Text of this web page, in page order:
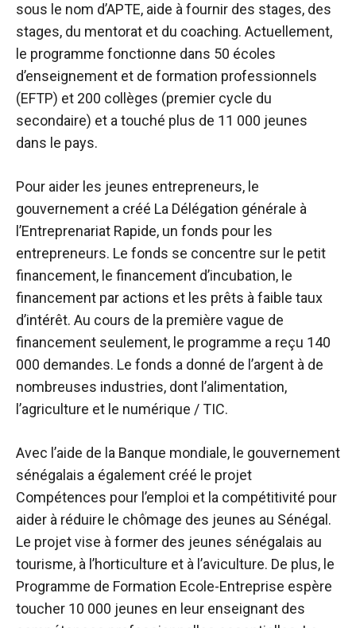
sous le nom d’APTE, aide à fournir des stages, des
stages, du mentorat et du coaching. Actuellement,
le programme fonctionne dans 50 écoles
d’enseignement et de formation professionnels
(EFTP) et 200 collèges (premier cycle du
secondaire) et a touché plus de 11 000 jeunes
dans le pays.
Pour aider les jeunes entrepreneurs, le
gouvernement a créé La Délégation générale à
l’Entreprenariat Rapide, un fonds pour les
entrepreneurs. Le fonds se concentre sur le petit
financement, le financement d’incubation, le
financement par actions et les prêts à faible taux
d’intérêt. Au cours de la première vague de
financement seulement, le programme a reçu 140
000 demandes. Le fonds a donné de l’argent à de
nombreuses industries, dont l’alimentation,
l’agriculture et le numérique / TIC.
Avec l’aide de la Banque mondiale, le gouvernement
sénégalais a également créé le projet
Compétences pour l’emploi et la compétitivité pour
aider à réduire le chômage des jeunes au Sénégal.
Le projet vise à former des jeunes sénégalais au
tourisme, à l’horticulture et à l’aviculture. De plus, le
Programme de Formation Ecole-Entreprise espère
toucher 10 000 jeunes en leur enseignant des